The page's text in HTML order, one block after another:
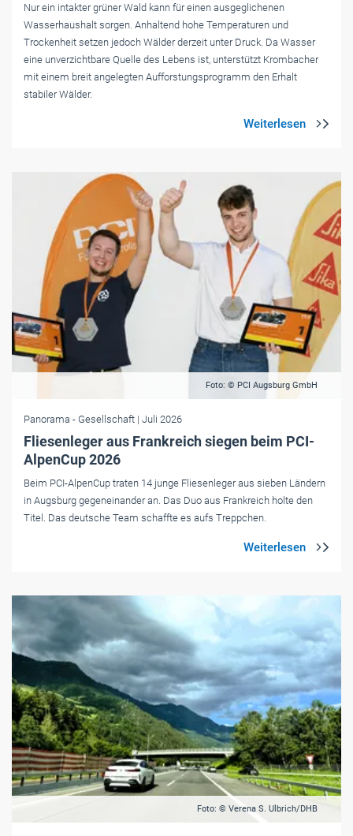
Nur ein intakter grüner Wald kann für einen ausgeglichenen
Wasserhaushalt sorgen. Anhaltend hohe Temperaturen und
Trockenheit setzen jedoch Wälder derzeit unter Druck. Da Wasser
eine unverzichtbare Quelle des Lebens ist, unterstützt Krombacher
mit einem breit angelegten Aufforstungsprogramm den Erhalt
stabiler Wälder.
Foto: © PCI Augsburg GmbH
Panorama - Gesellschaft | Juli 2026
Fliesenleger aus Frankreich siegen beim PCI-
AlpenCup 2026
Beim PCI-AlpenCup traten 14 junge Fliesenleger aus sieben Ländern
in Augsburg gegeneinander an. Das Duo aus Frankreich holte den
Titel. Das deutsche Team schaffte es aufs Treppchen.
Foto: © Verena S. Ulbrich/DHB